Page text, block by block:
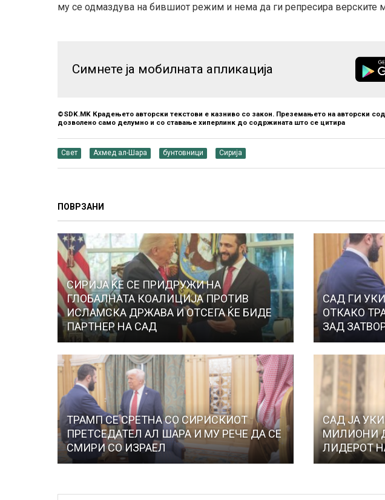
му се одмаздува на бившиот режим и нема да ги репресира верските
Симнете ја мобилната апликација
©SDK.MK Крадењето авторски текстови е казниво со закон. Преземањето на авторски
дозволено само делумно и со ставање хиперлинк до содржината што се цитира
Свет Ахмед ал-Шара бунтовници Сирија
ПОВРЗАНИ
СИРИЈА ЌЕ СЕ ПРИДРУЖИ НА
ГЛОБАЛНАТА КОАЛИЦИЈА ПРОТИВ
ИСЛАМСКА ДРЖАВА И ОТСЕГА ЌЕ БИДЕ
ПАРТНЕР НА САД
САД ГИ
ОТКАКО
ЗАД
ТРАМП СЕ СРЕТНА СО СИРИСКИОТ
ПРЕТСЕДАТЕЛ АЛ ШАРА И МУ РЕЧЕ ДА СЕ
СМИРИ СО ИЗРАЕЛ
САД ЈА
МИЛИОНИ
ЛИДЕРОТ